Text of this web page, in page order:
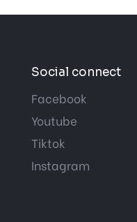
Social connect
Facebook
Youtube
Tiktok
Instagram